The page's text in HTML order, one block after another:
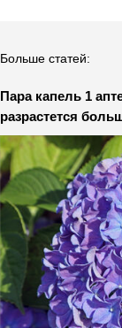
Больше статей:
Пара капель 1
разрастется